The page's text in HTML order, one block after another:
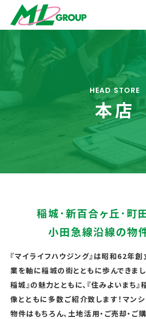
HEAD STORE
本店
稲城･新百合ヶ丘･町
小田急線沿線の物
『マイライフハウジング』は昭和62年
業を軸に稲城の街とともに歩んできま
稲城』の魅力とともに、『住みよいまち
像とともに多数ご紹介致します！マン
物件はもちろん、土地活用・ご売却・ご